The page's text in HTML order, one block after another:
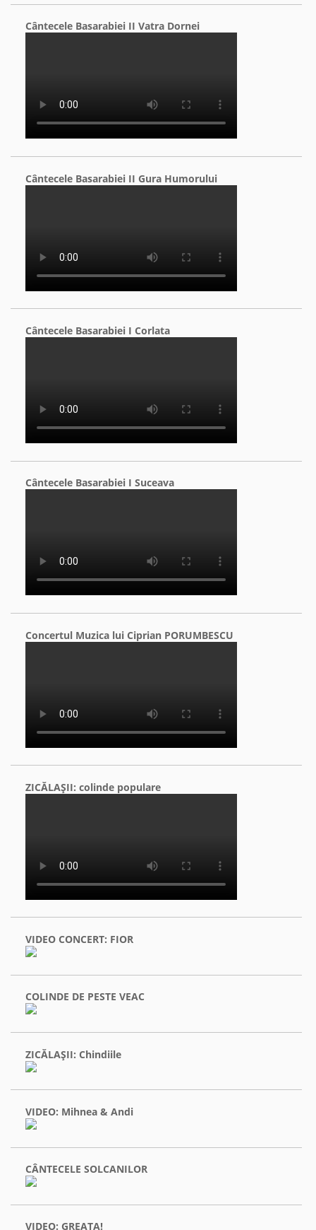
Cântecele Basarabiei II Vatra Dornei
Cântecele Basarabiei II Gura Humorului
Cântecele Basarabiei I Corlata
Cântecele Basarabiei I Suceava
Concertul Muzica lui Ciprian PORUMBESCU
ZICĂLAŞII: colinde populare
VIDEO CONCERT: FIOR
COLINDE DE PESTE VEAC
ZICĂLAŞII: Chindiile
VIDEO: Mihnea & Andi
CÂNTECELE SOLCANILOR
VIDEO: GREAŢA!